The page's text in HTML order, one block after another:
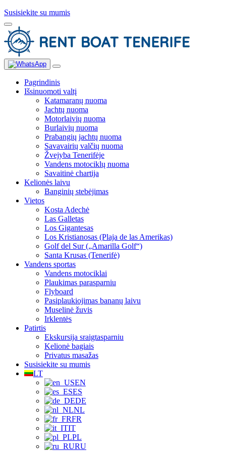
Susisiekite su mumis
Pagrindinis
Išsinuomoti valtį
Katamaranų nuoma
Jachtų nuoma
Motorlaivių nuoma
Burlaivių nuoma
Prabangių jachtų nuoma
Savavairių valčių nuoma
Žvejyba Tenerifėje
Vandens motociklų nuoma
Savaitinė chartija
Kelionės laivu
Banginių stebėjimas
Vietos
Kosta Adechė
Las Galletas
Los Gigantesas
Los Kristianosas (Plaja de las Amerikas)
Golf del Sur („Amarilla Golf“)
Santa Krusas (Tenerifė)
Vandens sportas
Vandens motociklai
Plaukimas parasparniu
Flyboard
Pasiplaukiojimas bananų laivu
Muselinė žuvis
Irklentės
Patirtis
Ekskursija sraigtasparniu
Kelionė bagiais
Privatus masažas
Susisiekite su mumis
LT
EN
ES
DE
NL
FR
IT
PL
RU